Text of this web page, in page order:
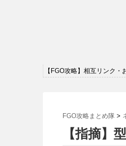
【FGO攻略】相互リンク・
FGO攻略まとめ隊 >
【指摘】